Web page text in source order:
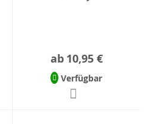
ab 10,95 €
Verfügbar